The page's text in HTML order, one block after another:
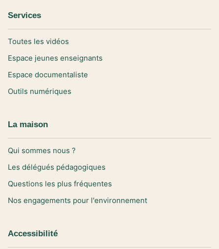
Services
Toutes les vidéos
Espace jeunes enseignants
Espace documentaliste
Outils numériques
La maison
Qui sommes nous ?
Les délégués pédagogiques
Questions les plus fréquentes
Nos engagements pour l'environnement
Accessibilité